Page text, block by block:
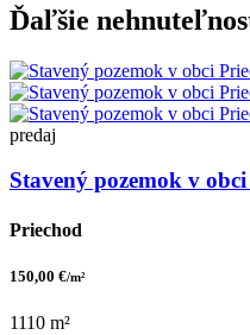
Ďaľšie
predaj
Stavený pozemok v
Priechod
150,00 €/m²
1110 m²